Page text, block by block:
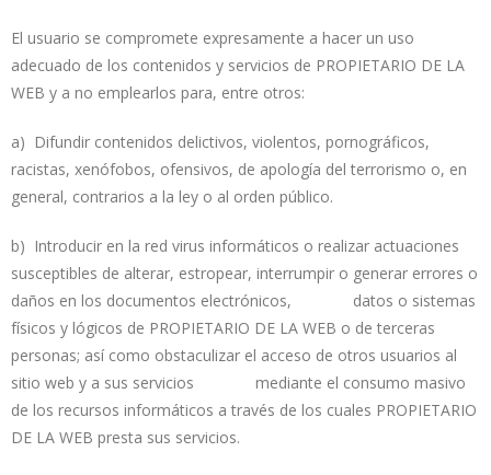
El usuario se compromete expresamente a hacer un uso
adecuado de los contenidos y servicios de PROPIETARIO DE LA
WEB y a no emplearlos para, entre otros:
a) Difundir contenidos delictivos, violentos, pornográficos,
racistas, xenófobos, ofensivos, de apología del terrorismo o, en
general, contrarios a la ley o al orden público.
b) Introducir en la red virus informáticos o realizar actuaciones
susceptibles de alterar, estropear, interrumpir o generar errores o
daños en los documentos electrónicos, datos o sistemas
físicos y lógicos de PROPIETARIO DE LA WEB o de terceras
personas; así como obstaculizar el acceso de otros usuarios al
sitio web y a sus servicios mediante el consumo masivo
de los recursos informáticos a través de los cuales PROPIETARIO
DE LA WEB presta sus servicios.